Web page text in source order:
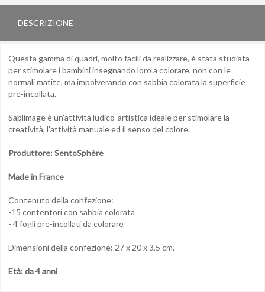
DESCRIZIONE
Questa gamma di quadri, molto facili da realizzare, è stata studiata
per stimolare i bambini insegnando loro a colorare, non con le
normali matite, ma impolverando con sabbia colorata la superficie
pre-incollata.
Sablimage è un'attività ludico-artistica ideale per stimolare la
creatività, l'attività manuale ed il senso del colore.
Produttore: SentoSphère
Made in France
Contenuto della confezione:
-15 contentori con sabbia colorata
- 4 fogli pre-incollati da colorare
Dimensioni della confezione: 27 x 20 x 3,5 cm.
Età: da 4 anni